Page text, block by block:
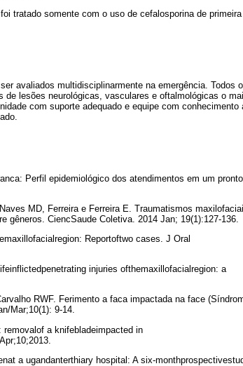
tratado somente com o uso de cefalosporina de primeira
avaliados multidisciplinarmente na emergência. Todos
lesões neurológicas, vasculares e oftalmológicas o
com suporte adequado e equipe com conhecimento
Perfil epidemiológico dos atendimentos em um pronto
MD, Ferreira e Ferreira E. Traumatismos
gêneros. CiencSaude Coletiva. 2014 Jan; 19(1):127-136.
Reportoftwo cases. J Oral
injuries ofthemaxillofacialregion: a
RWF. Ferimento a faca impactada na face
Mar;10(1): 9-14.
a knifebladeimpacted in
a ugandanterthiary hospital: A six-